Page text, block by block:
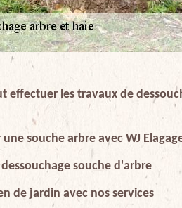
effectuer les travaux de
une souche arbre avec WJ
souche d'arbre
de jardin avec nos services